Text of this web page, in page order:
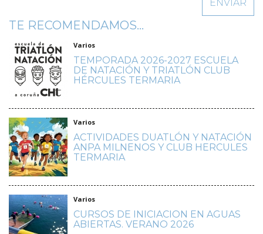
TE RECOMENDAMOS...
Varios
TEMPORADA 2026-2027 ESCUELA
DE NATACIÓN Y TRIATLÓN CLUB
HÉRCULES TERMARIA
Varios
ACTIVIDADES DUATLÓN Y NATACIÓN
ANPA MILNENOS Y CLUB HERCULES
TERMARIA
Varios
CURSOS DE INICIACION EN AGUAS
ABIERTAS. VERANO 2026